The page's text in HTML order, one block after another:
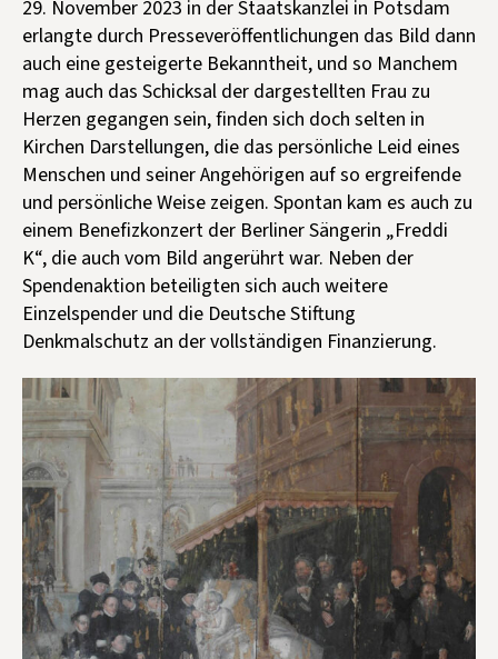
29. November 2023 in der Staatskanzlei in Potsdam
erlangte durch Presseveröffentlichungen das Bild dann
auch eine gesteigerte Bekanntheit, und so Manchem
mag auch das Schicksal der dargestellten Frau zu
Herzen gegangen sein, finden sich doch selten in
Kirchen Darstellungen, die das persönliche Leid eines
Menschen und seiner Angehörigen auf so ergreifende
und persönliche Weise zeigen. Spontan kam es auch zu
einem Benefizkonzert der Berliner Sängerin „Freddi
K“, die auch vom Bild angerührt war. Neben der
Spendenaktion beteiligten sich auch weitere
Einzelspender und die Deutsche Stiftung
Denkmalschutz an der vollständigen Finanzierung.